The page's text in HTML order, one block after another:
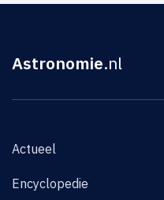
Astronomie.nl
Actueel
Encyclopedie